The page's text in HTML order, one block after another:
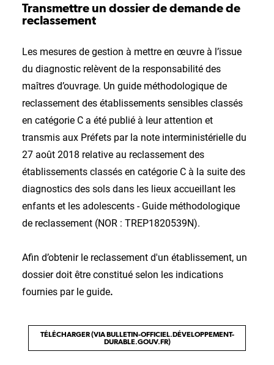
Transmettre un dossier de demande de
reclassement
Les mesures de gestion à mettre en œuvre à l’issue
du diagnostic relèvent de la responsabilité des
maîtres d’ouvrage. Un guide méthodologique de
reclassement des établissements sensibles classés
en catégorie C a été publié à leur attention et
transmis aux Préfets par la note interministérielle du
27 août 2018 relative au reclassement des
établissements classés en catégorie C à la suite des
diagnostics des sols dans les lieux accueillant les
enfants et les adolescents - Guide méthodologique
de reclassement (NOR : TREP1820539N).
Afin d’obtenir le reclassement d'un établissement, un
dossier doit être constitué selon les indications
fournies par le guide.
TÉLÉCHARGER (VIA BULLETIN-OFFICIEL.DÉVELOPPEMENT-
DURABLE.GOUV.FR)